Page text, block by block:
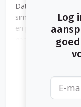
Dat vond ik oprecht
simpelweg niet
en professionals
geen schade is,
het derde
Log